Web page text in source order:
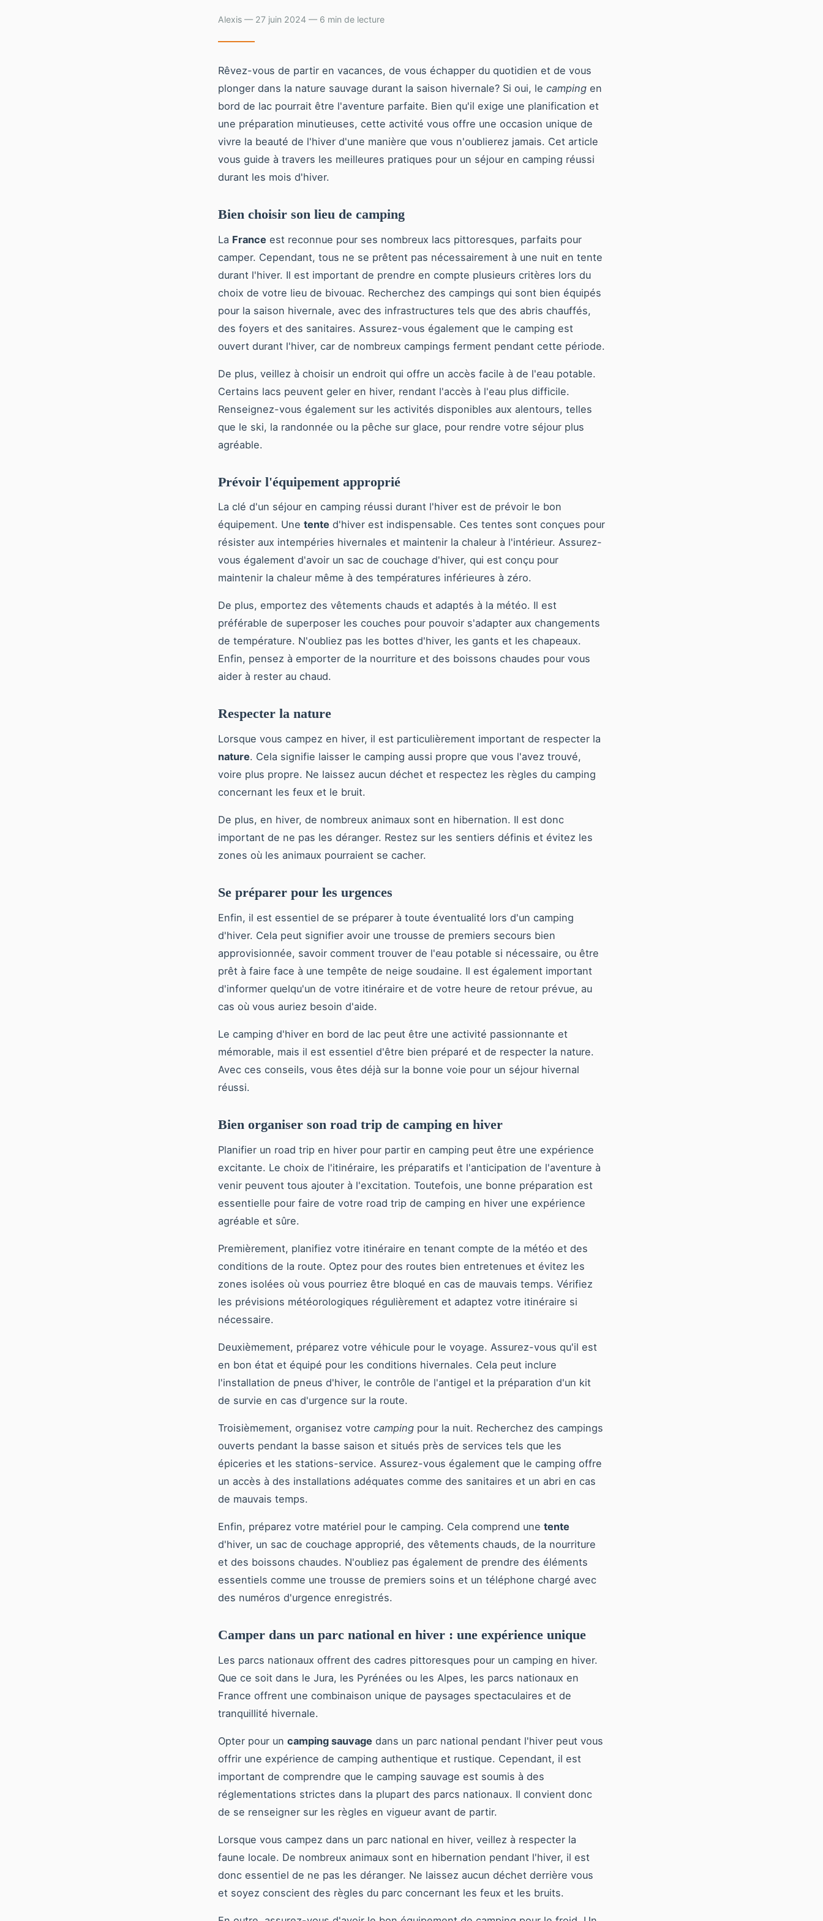
Alexis — 27 juin 2024 — 6 min de lecture
Rêvez-vous de partir en vacances, de vous échapper du quotidien et de vous
plonger dans la nature sauvage durant la saison hivernale? Si oui, le camping en
bord de lac pourrait être l'aventure parfaite. Bien qu'il exige une planification et
une préparation minutieuses, cette activité vous offre une occasion unique de
vivre la beauté de l'hiver d'une manière que vous n'oublierez jamais. Cet article
vous guide à travers les meilleures pratiques pour un séjour en camping réussi
durant les mois d'hiver.
Bien choisir son lieu de camping
La France est reconnue pour ses nombreux lacs pittoresques, parfaits pour
camper. Cependant, tous ne se prêtent pas nécessairement à une nuit en tente
durant l'hiver. Il est important de prendre en compte plusieurs critères lors du
choix de votre lieu de bivouac. Recherchez des campings qui sont bien équipés
pour la saison hivernale, avec des infrastructures tels que des abris chauffés,
des foyers et des sanitaires. Assurez-vous également que le camping est
ouvert durant l'hiver, car de nombreux campings ferment pendant cette période.
De plus, veillez à choisir un endroit qui offre un accès facile à de l'eau potable.
Certains lacs peuvent geler en hiver, rendant l'accès à l'eau plus difficile.
Renseignez-vous également sur les activités disponibles aux alentours, telles
que le ski, la randonnée ou la pêche sur glace, pour rendre votre séjour plus
agréable.
Prévoir l'équipement approprié
La clé d'un séjour en camping réussi durant l'hiver est de prévoir le bon
équipement. Une tente d'hiver est indispensable. Ces tentes sont conçues pour
résister aux intempéries hivernales et maintenir la chaleur à l'intérieur. Assurez-
vous également d'avoir un sac de couchage d'hiver, qui est conçu pour
maintenir la chaleur même à des températures inférieures à zéro.
De plus, emportez des vêtements chauds et adaptés à la météo. Il est
préférable de superposer les couches pour pouvoir s'adapter aux changements
de température. N'oubliez pas les bottes d'hiver, les gants et les chapeaux.
Enfin, pensez à emporter de la nourriture et des boissons chaudes pour vous
aider à rester au chaud.
Respecter la nature
Lorsque vous campez en hiver, il est particulièrement important de respecter la
nature. Cela signifie laisser le camping aussi propre que vous l'avez trouvé,
voire plus propre. Ne laissez aucun déchet et respectez les règles du camping
concernant les feux et le bruit.
De plus, en hiver, de nombreux animaux sont en hibernation. Il est donc
important de ne pas les déranger. Restez sur les sentiers définis et évitez les
zones où les animaux pourraient se cacher.
Se préparer pour les urgences
Enfin, il est essentiel de se préparer à toute éventualité lors d'un camping
d'hiver. Cela peut signifier avoir une trousse de premiers secours bien
approvisionnée, savoir comment trouver de l'eau potable si nécessaire, ou être
prêt à faire face à une tempête de neige soudaine. Il est également important
d'informer quelqu'un de votre itinéraire et de votre heure de retour prévue, au
cas où vous auriez besoin d'aide.
Le camping d'hiver en bord de lac peut être une activité passionnante et
mémorable, mais il est essentiel d'être bien préparé et de respecter la nature.
Avec ces conseils, vous êtes déjà sur la bonne voie pour un séjour hivernal
réussi.
Bien organiser son road trip de camping en hiver
Planifier un road trip en hiver pour partir en camping peut être une expérience
excitante. Le choix de l'itinéraire, les préparatifs et l'anticipation de l'aventure à
venir peuvent tous ajouter à l'excitation. Toutefois, une bonne préparation est
essentielle pour faire de votre road trip de camping en hiver une expérience
agréable et sûre.
Premièrement, planifiez votre itinéraire en tenant compte de la météo et des
conditions de la route. Optez pour des routes bien entretenues et évitez les
zones isolées où vous pourriez être bloqué en cas de mauvais temps. Vérifiez
les prévisions météorologiques régulièrement et adaptez votre itinéraire si
nécessaire.
Deuxièmement, préparez votre véhicule pour le voyage. Assurez-vous qu'il est
en bon état et équipé pour les conditions hivernales. Cela peut inclure
l'installation de pneus d'hiver, le contrôle de l'antigel et la préparation d'un kit
de survie en cas d'urgence sur la route.
Troisièmement, organisez votre camping pour la nuit. Recherchez des campings
ouverts pendant la basse saison et situés près de services tels que les
épiceries et les stations-service. Assurez-vous également que le camping offre
un accès à des installations adéquates comme des sanitaires et un abri en cas
de mauvais temps.
Enfin, préparez votre matériel pour le camping. Cela comprend une tente
d'hiver, un sac de couchage approprié, des vêtements chauds, de la nourriture
et des boissons chaudes. N'oubliez pas également de prendre des éléments
essentiels comme une trousse de premiers soins et un téléphone chargé avec
des numéros d'urgence enregistrés.
Camper dans un parc national en hiver : une expérience unique
Les parcs nationaux offrent des cadres pittoresques pour un camping en hiver.
Que ce soit dans le Jura, les Pyrénées ou les Alpes, les parcs nationaux en
France offrent une combinaison unique de paysages spectaculaires et de
tranquillité hivernale.
Opter pour un camping sauvage dans un parc national pendant l'hiver peut vous
offrir une expérience de camping authentique et rustique. Cependant, il est
important de comprendre que le camping sauvage est soumis à des
réglementations strictes dans la plupart des parcs nationaux. Il convient donc
de se renseigner sur les règles en vigueur avant de partir.
Lorsque vous campez dans un parc national en hiver, veillez à respecter la
faune locale. De nombreux animaux sont en hibernation pendant l'hiver, il est
donc essentiel de ne pas les déranger. Ne laissez aucun déchet derrière vous
et soyez conscient des règles du parc concernant les feux et les bruits.